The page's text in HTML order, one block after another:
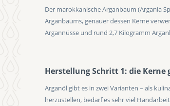
Der marokkanische Arganbaum (Argania
Arganbaums, genauer dessen Kerne
Argannüsse und rund 2,7 Kilogramm
Herstellung Schritt 1: die Kerne
Arganöl gibt es in zwei Varianten – als
herzustellen, bedarf es sehr viel